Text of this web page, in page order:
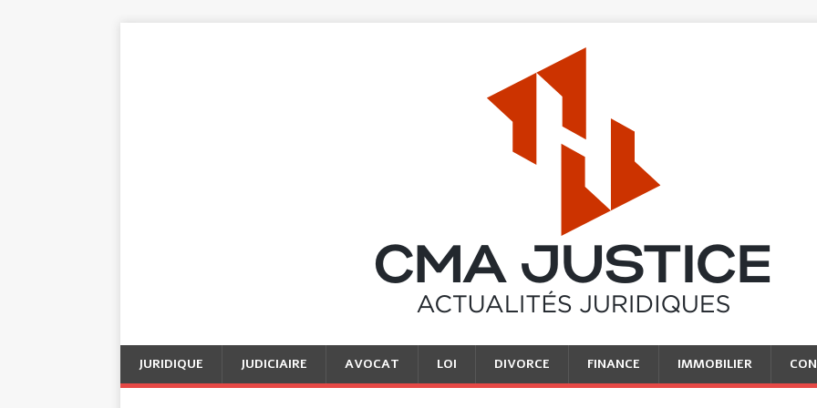
JURIDIQUE JUDICIAIRE AVOCAT LOI DIVORCE FINANCE IMMOBILIER